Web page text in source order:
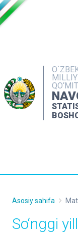
Asosiy sahifa
So‘nggi